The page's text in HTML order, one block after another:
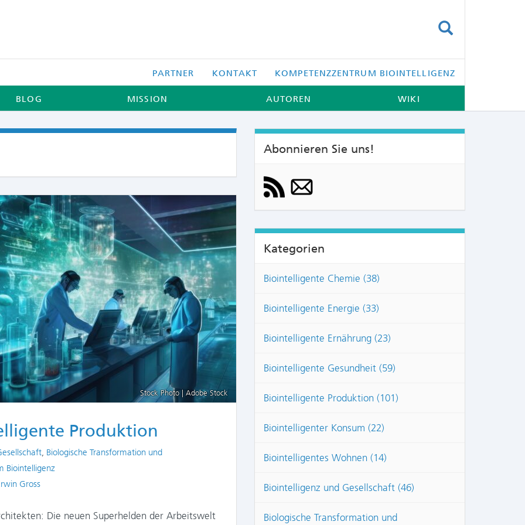
PARTNER KONTAKT KOMPETENZZENTRUM BIOINTELLIGENZ
BLOG MISSION AUTOREN WIKI
COMMENTS:
Stock Photo | Adobe Stock
Produktion
, Biologische Transformation und
Biointelligenz
Gross
Die neuen Superhelden der Arbeitswelt
Abonnieren Sie uns!
Kategorien
Biointelligente Chemie (38)
Biointelligente Energie (33)
Biointelligente Ernährung (23)
Biointelligente Gesundheit (59)
Biointelligente Produktion (101)
Biointelligenter Konsum (22)
Biointelligentes Wohnen (14)
Biointelligenz und Gesellschaft (46)
Biologische Transformation und